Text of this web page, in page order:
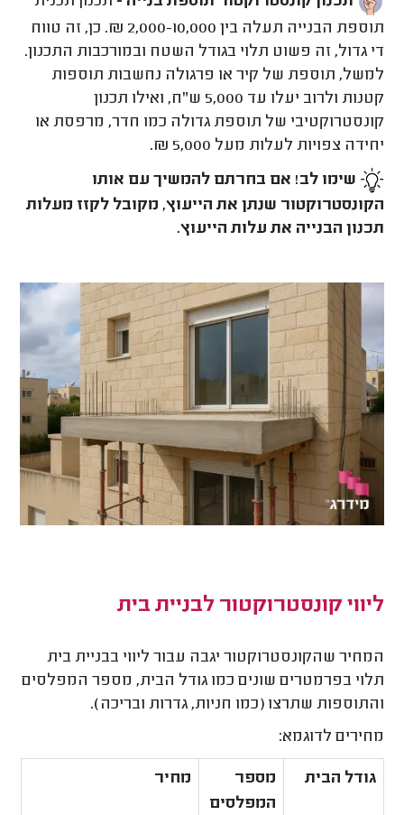
תוספת הבנייה תעלה בין 2,000-10,000 ₪. כן, זה טווח
די גדול, זה פשוט תלוי בגודל השטח ובמורכבות התכנון.
למשל, תוספת של קיר או פרגולה נחשבות תוספות
קטנות ולרוב יעלו עד 5,000 ש"ח, ואילו תכנון
קונסטרוקטיבי של תוספת גדולה כמו חדר, מרפסת או
יחידה צפויות לעלות מעל 5,000 ₪.
שימו לב! אם בחרתם להמשיך עם אותו
הקונסטרוקטור שנתן את הייעוץ, מקובל לקזז מעלות
תכנון הבנייה את עלות הייעוץ.
ליווי קונסטרוקטור לבניית בית
המחיר שהקונסטרוקטור יגבה עבור ליווי בבניית בית
תלוי בפרמטרים שונים כמו גודל הבית, מספר המפלסים
והתוספות שתרצו (כמו חניות, גדרות ובריכה).
מחירים לדוגמא:
גודל הבית
מספר
המפלסים
מחיר